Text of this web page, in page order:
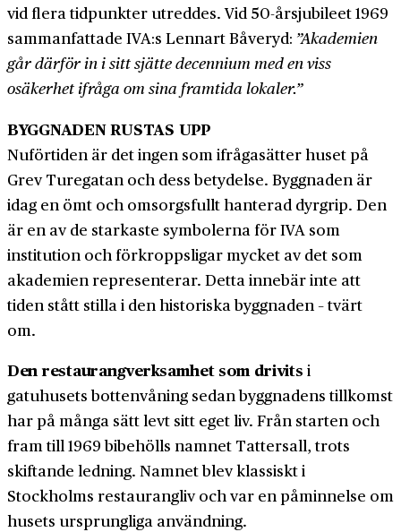
vid flera tidpunkter utreddes. Vid 50-årsjubileet 1969
sammanfattade IVA:s Lennart Båveryd: ”Akademien
går därför in i sitt sjätte decennium med en viss
osäkerhet ifråga om sina framtida lokaler.”
BYGGNADEN RUSTAS UPP
Nuförtiden är det ingen som ifrågasätter huset på
Grev Turegatan och dess betydelse. Byggnaden är
idag en ömt och omsorgsfullt hanterad dyrgrip. Den
är en av de starkaste symbolerna för IVA som
institution och förkroppsligar mycket av det som
akademien representerar. Detta innebär inte att
tiden stått stilla i den historiska byggnaden – tvärt
om.
Den restaurangverksamhet som drivits i
gatuhusets bottenvåning sedan byggnadens tillkomst
har på många sätt levt sitt eget liv. Från starten och
fram till 1969 bibehölls namnet Tattersall, trots
skiftande ledning. Namnet blev klassiskt i
Stockholms restaurangliv och var en påminnelse om
husets ursprungliga användning.